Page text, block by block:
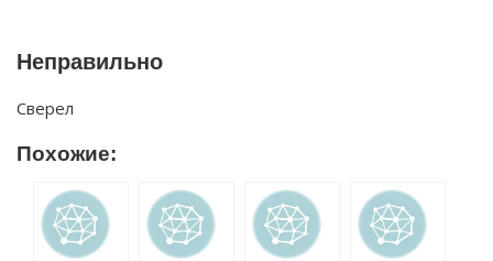
Неправильно
Сверел
Похожие: